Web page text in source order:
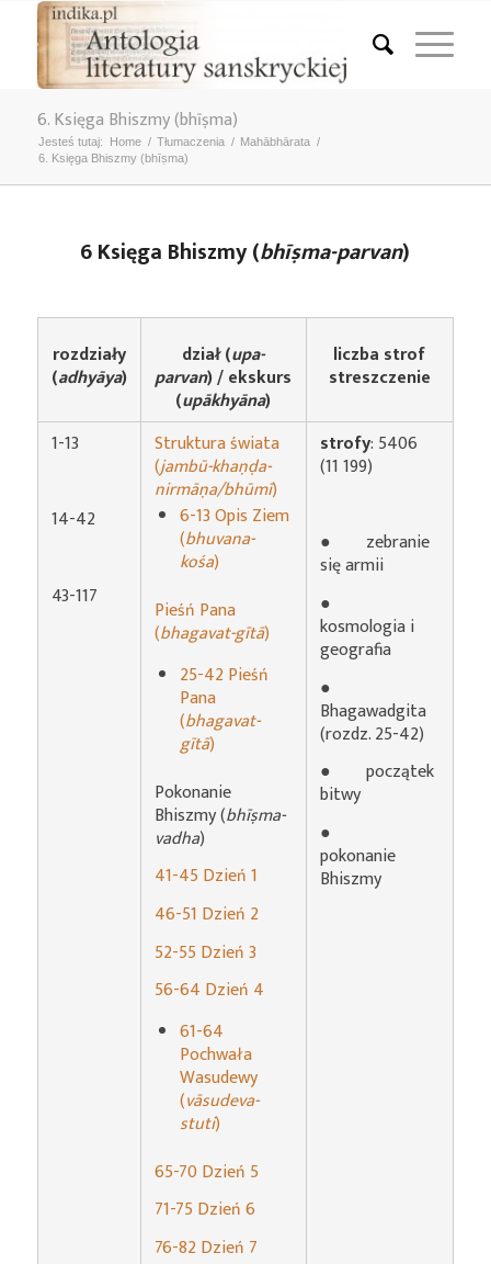
6. Księga Bhiszmy (bhīṣma)
Jesteś tutaj: Home / Tłumaczenia / Mahābhārata /
6. Księga Bhiszmy (bhīṣma)
6 Księga Bhiszmy (bhīṣma-parvan)
rozdziały
(adhyāya)
dział (upa-
parvan) / ekskurs
(upākhyāna)
liczba strof
streszczenie
1-13
14-42
43-117
Struktura świata
(jambū-khaṇḍa-
nirmāṇa/bhūmī)
6-13 Opis Ziem
(bhuvana-
kośa)
Pieśń Pana
(bhagavat-gītā)
25-42 Pieśń
Pana
(bhagavat-
gītā)
Pokonanie
Bhiszmy (bhīṣma-
vadha)
41-45 Dzień 1
46-51 Dzień 2
52-55 Dzień 3
56-64 Dzień 4
61-64
Pochwała
Wasudewy
(vāsudeva-
stuti)
65-70 Dzień 5
71-75 Dzień 6
76-82 Dzień 7
strofy: 5406
(11 199)
● zebranie
się armii
●
kosmologia i
geografia
●
Bhagawadgita
(rozdz. 25-42)
● początek
bitwy
●
pokonanie
Bhiszmy